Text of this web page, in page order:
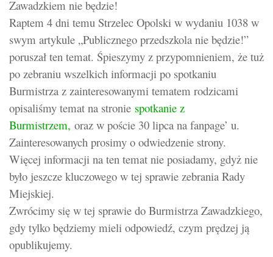
Zawadzkiem nie będzie!
Raptem 4 dni temu Strzelec Opolski w wydaniu 1038 w
swym artykule „Publicznego przedszkola nie będzie!”
poruszał ten temat. Śpieszymy z przypomnieniem, że tuż
po zebraniu wszelkich informacji po spotkaniu
Burmistrza z zainteresowanymi tematem rodzicami
opisaliśmy temat na stronie spotkanie z
Burmistrzem, oraz w poście 30 lipca na fanpage’ u.
Zainteresowanych prosimy o odwiedzenie strony.
Więcej informacji na ten temat nie posiadamy, gdyż nie
było jeszcze kluczowego w tej sprawie zebrania Rady
Miejskiej.
Zwrócimy się w tej sprawie do Burmistrza Zawadzkiego,
gdy tylko będziemy mieli odpowiedź, czym prędzej ją
opublikujemy.